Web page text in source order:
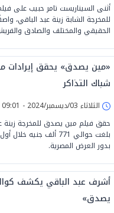
أثنى السيناريست تامر حبيب على
للمخرجة الشابة زينة عبد الباقي،
الحقيقي والمختلف والصادق
«مين يصدق» يحقق
شباك التذاكر
الثلاثاء 03/ديسمبر/2024 - 09:01 م
حقق فيلم مين يصدق للمخرجة زينة
بدور العرض المصرية.
أشرف عبد الباقي يكشف
يصدق»